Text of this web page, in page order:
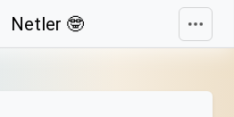
Netler 🤓